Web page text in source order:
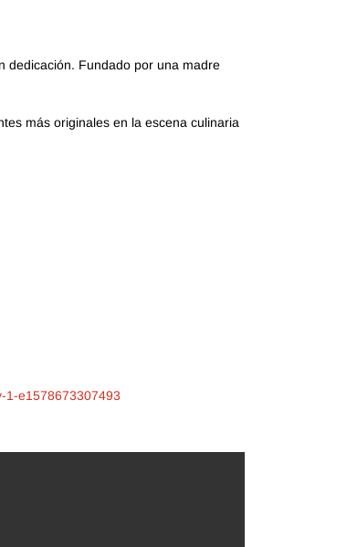
dedicación. Fundado por una madre
más originales en la escena culinaria